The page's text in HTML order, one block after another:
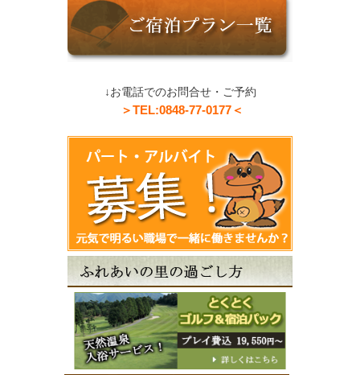
↓お電話でのお問合せ・ご予約
＞TEL:0848-77-0177＜